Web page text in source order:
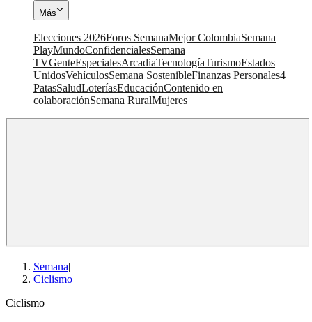
Más
Elecciones 2026Foros SemanaMejor ColombiaSemana
PlayMundoConfidencialesSemana
TVGenteEspecialesArcadiaTecnologíaTurismoEstados
UnidosVehículosSemana SostenibleFinanzas Personales4
PatasSaludLoteríasEducaciónContenido en
colaboraciónSemana RuralMujeres
Semana|
Ciclismo
Ciclismo